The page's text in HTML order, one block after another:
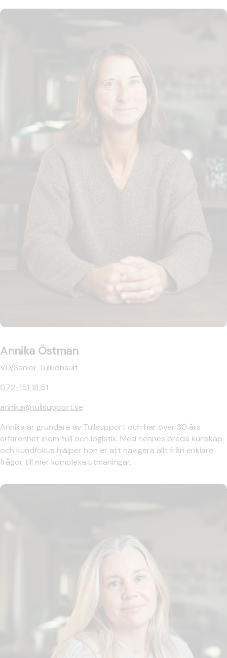
Annika Östman
VD/Senior Tullkonsult
072-151 18 51
annika@tullsupport.se
Annika är grundare av Tullsupport och har över 30 års
erfarenhet inom tull och logistik. Med hennes breda kunskap
och kundfokus hjälper hon er att navigera allt från enklare
frågor till mer komplexa utmaningar.